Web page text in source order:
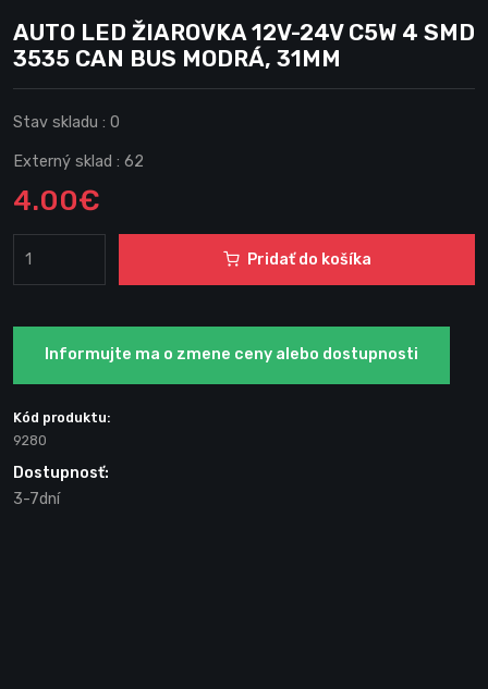
AUTO LED ŽIAROVKA 12V-24V C5W 4 SMD
3535 CAN BUS MODRÁ, 31MM
Stav skladu : 0
Externý sklad : 62
4.00€
Pridať do košíka
Informujte ma o zmene ceny alebo dostupnosti
Kód produktu:
9280
Dostupnosť:
3-7dní